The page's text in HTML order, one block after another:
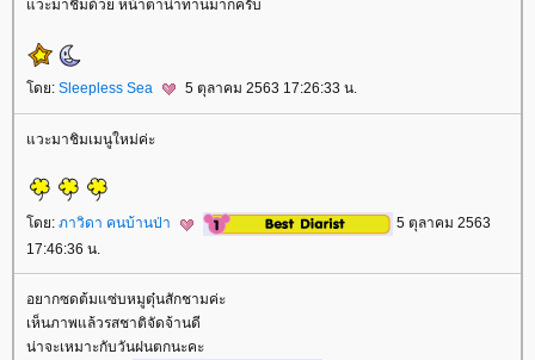
วะมาชิมด้วย หน้าตาน่าทานมากครับ
ดย: Sleepless Sea 5 ตุลาคม 2563 17:26:33 น.
วะมาชิมเมนูใหม่ค่ะ
ดย: ภาวิดา คนบ้านป่า
5 ตุลาคม 2563
17:46:36 น.
อยากซดต้มแซ่บหมูตุ๋นสักชามค่ะ
เห็นภาพแล้วรสชาติจัดจ้านดี
น่าจะเหมาะกับวันฝนตกนะคะ